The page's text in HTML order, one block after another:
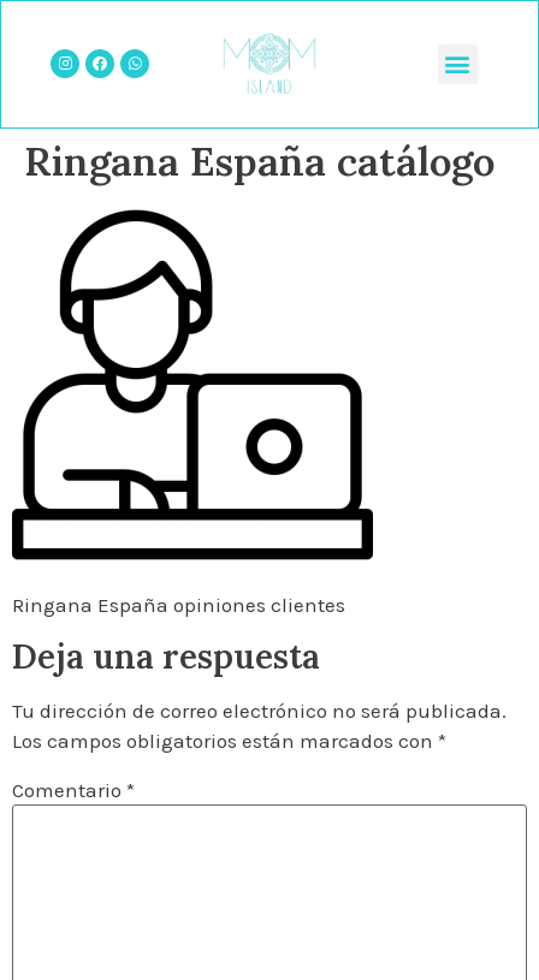
Ringana España catálogo
Ringana España opiniones clientes
Deja una respuesta
Tu dirección de correo electrónico no será publicada.
Los campos obligatorios están marcados con *
Comentario *